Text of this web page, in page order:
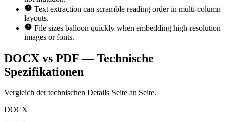
Text extraction can scramble reading order in multi-column
layouts.
File sizes balloon quickly when embedding high-resolution
images or fonts.
DOCX vs PDF — Technische
Spezifikationen
Vergleich der technischen Details Seite an Seite.
DOCX